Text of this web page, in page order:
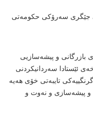
جێگری سەرۆكی حكومەتی
و پیشەسازیی
ئێستادا سەردانیكردنی
تایبەتی خۆی هەیە
و پیشەسازی و نەوت و